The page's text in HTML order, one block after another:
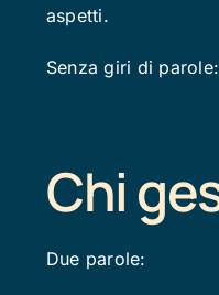
aspetti.
Senza giri di
Chi
Due parole: